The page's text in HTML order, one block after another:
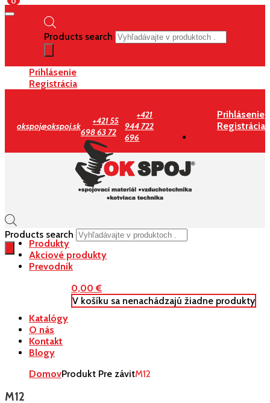
Products search
Prihlásenie
Registrácia
okspoj@okspoj.sk
+421 55
698 63 72
+421
944 722
696
Prihlásenie
Registrácia
Products search
0,00€
V košíku sa nenachádzajú žiadne produkty
Produkty
Akciové produkty
Prevodník
Katalógy
O nás
Kontakt
Blogy
DomovProdukt Pre závitM12
M12